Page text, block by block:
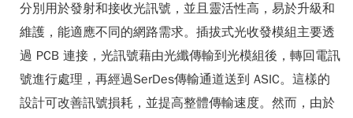
分別用於發射和接收光訊號，並且靈活性高，易於升級和
維護，能適應不同的網路需求。插拔式光收發模組主要透
過 PCB 連接，光訊號藉由光纖傳輸到光模組後，轉回電訊
號進行處理，再經過SerDes傳輸通道送到 ASIC。這樣的
設計可改善訊號損耗，並提高整體傳輸速度。然而，由於